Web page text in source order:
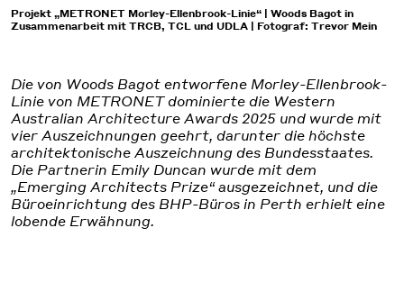
Projekt „METRONET Morley-Ellenbrook-Linie“ | Woods Bagot in
Zusammenarbeit mit TRCB, TCL und UDLA | Fotograf: Trevor Mein
Die von Woods Bagot entworfene Morley-Ellenbrook-
Linie von METRONET dominierte die Western
Australian Architecture Awards 2025 und wurde mit
vier Auszeichnungen geehrt, darunter die höchste
architektonische Auszeichnung des Bundesstaates.
Die Partnerin Emily Duncan wurde mit dem
„Emerging Architects Prize“ ausgezeichnet, und die
Büroeinrichtung des BHP-Büros in Perth erhielt eine
lobende Erwähnung.